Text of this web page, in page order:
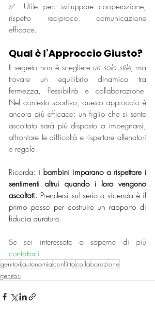
✅ Utile per: sviluppare cooperazione,
rispetto reciproco, comunicazione
efficace.
Qual è l’Approccio Giusto?
Il segreto non è scegliere un solo stile, ma
trovare un equilibrio dinamico tra
fermezza, flessibilità e collaborazione.
Nel contesto sportivo, questo approccio è
ancora più efficace: un figlio che si sente
ascoltato sarà più disposto a impegnarsi,
affrontare le difficoltà e rispettare allenatori
e regole.
Ricorda: i bambini imparano a rispettare i
sentimenti altrui quando i loro vengono
ascoltati. Prendersi sul serio a vicenda è il
primo passo per costruire un rapporto di
fiducia duraturo.
contattaci
genitoriautonomiaconflittocollaborazione
genitori